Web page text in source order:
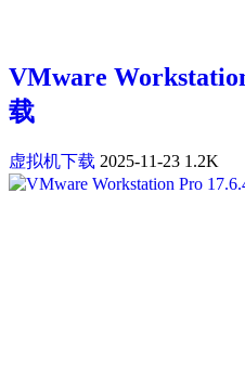
VMware
载
虚拟机下载 2025-11-23 1.2K